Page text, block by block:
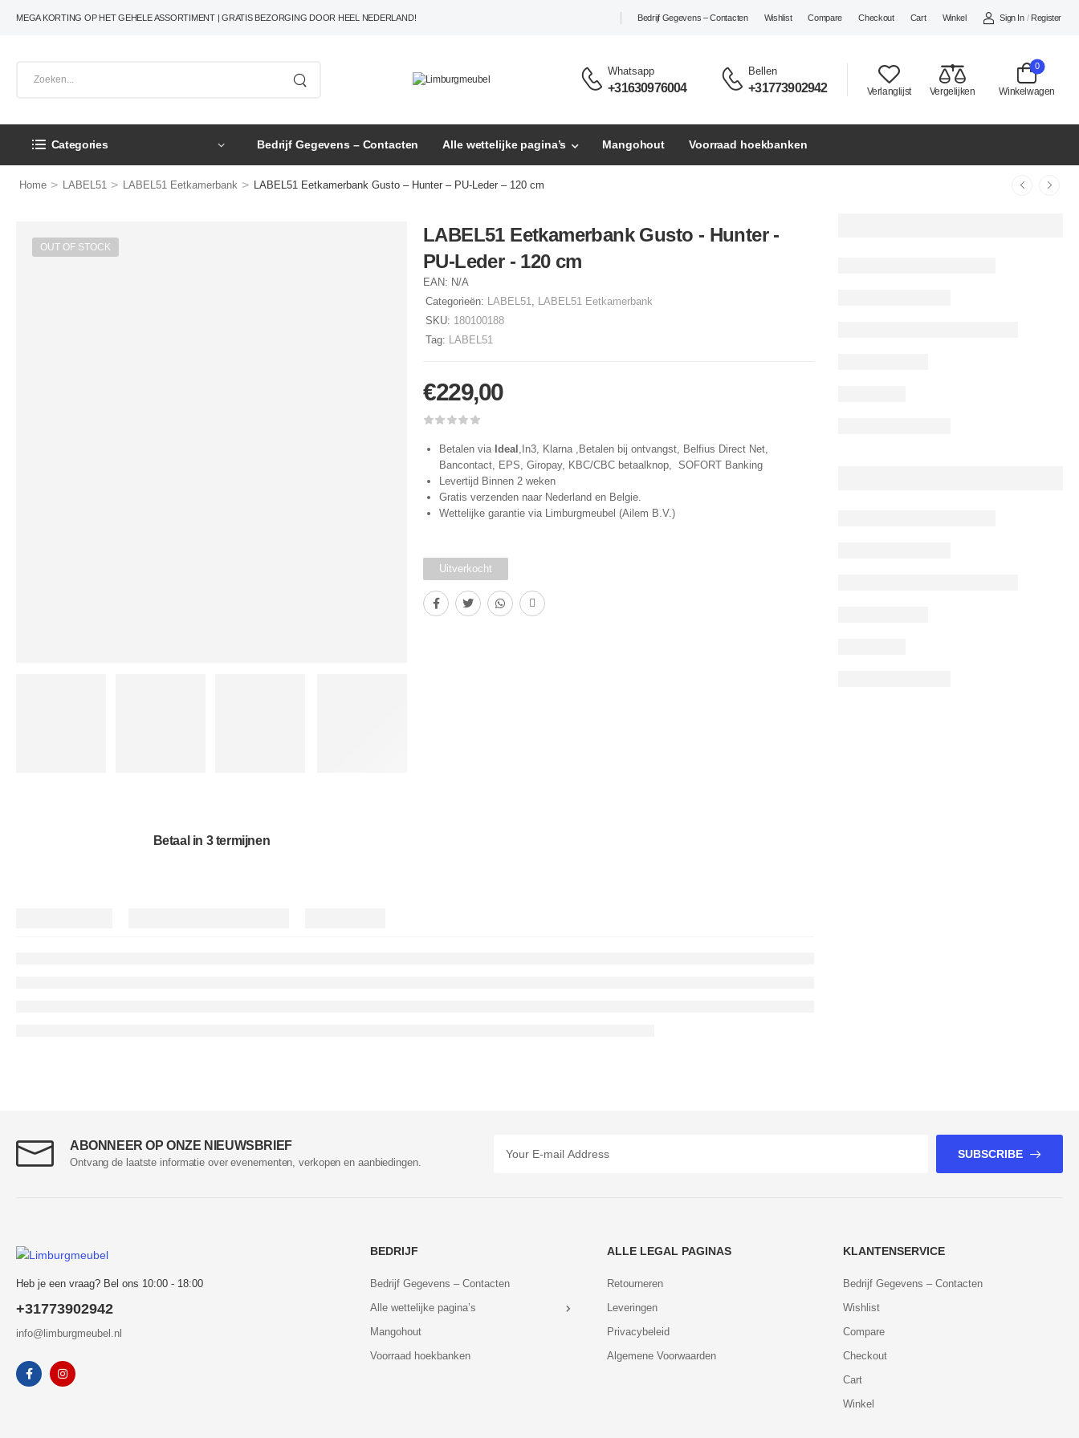
MEGA KORTING OP HET GEHELE ASSORTIMENT | GRATIS BEZORGING DOOR HEEL NEDERLAND! Bedrijf Gegevens – Contacten Wishlist Compare Checkout Cart Winkel Sign In / Register
Whatsapp
+31630976004
Bellen
+31773902942 Verlanglijst Vergelijken Winkelwagen
0
Categories Bedrijf Gegevens – Contacten Alle wettelijke pagina’s Mangohout Voorraad hoekbanken
Home > LABEL51 > LABEL51 Eetkamerbank > LABEL51 Eetkamerbank Gusto – Hunter – PU-Leder – 120 cm
OUT OF STOCK
Betaal in 3 termijnen
LABEL51 Eetkamerbank Gusto - Hunter -
PU-Leder - 120 cm
EAN: N/A
Categorieën: LABEL51, LABEL51 Eetkamerbank
SKU: 180100188
Tag: LABEL51
€229,00
Betalen via Ideal ,In3, Klarna ,Betalen bij ontvangst, Belfius Direct Net,
Bancontact, EPS, Giropay, KBC/CBC betaalknop, SOFORT Banking
Levertijd Binnen 2 weken
Gratis verzenden naar Nederland en Belgie.
Wettelijke garantie via Limburgmeubel (Ailem B.V.)
Uitverkocht
ABONNEER OP ONZE NIEUWSBRIEF
Ontvang de laatste informatie over evenementen, verkopen en aanbiedingen.
SUBSCRIBE
Heb je een vraag? Bel ons 10:00 - 18:00
+31773902942
info@limburgmeubel.nl
BEDRIJF
Bedrijf Gegevens – Contacten
Alle wettelijke pagina’s
Mangohout
Voorraad hoekbanken
ALLE LEGAL PAGINAS
Retourneren
Leveringen
Privacybeleid
Algemene Voorwaarden
KLANTENSERVICE
Bedrijf Gegevens – Contacten
Wishlist
Compare
Checkout
Cart
Winkel